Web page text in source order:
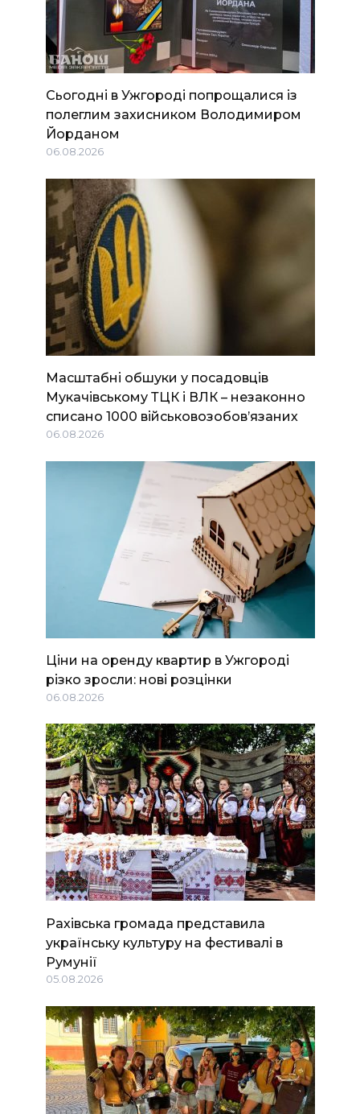
Сьогодні в Ужгороді попрощалися із
полеглим захисником Володимиром
Йорданом
06.08.2026
Масштабні обшуки у посадовців
Мукачівському ТЦК і ВЛК – незаконно
списано 1000 військовозобов’язаних
06.08.2026
Ціни на оренду квартир в Ужгороді
різко зросли: нові розцінки
06.08.2026
Рахівська громада представила
українську культуру на фестивалі в
Румунії
05.08.2026